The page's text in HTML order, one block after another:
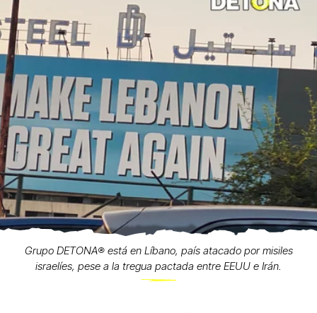
Grupo DETONA®️ está en Líbano, país atacado por misiles
israelíes, pese a la tregua pactada entre EEUU e Irán.